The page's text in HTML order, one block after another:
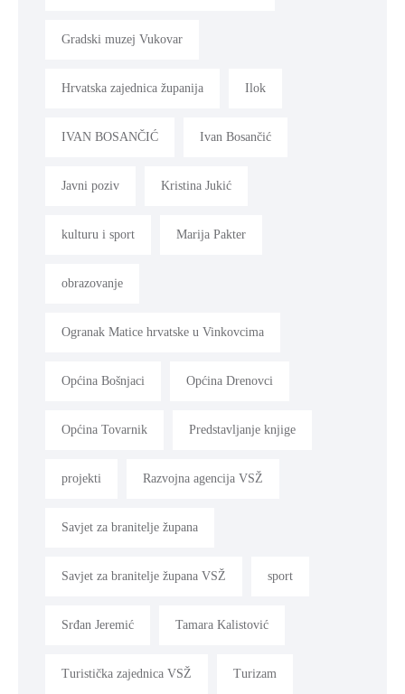
Gradski muzej Vukovar
Hrvatska zajednica županija Ilok
IVAN BOSANČIĆ Ivan Bosančić
Javni poziv Kristina Jukić
kulturu i sport Marija Pakter
obrazovanje
Ogranak Matice hrvatske u Vinkovcima
Općina Bošnjaci Općina Drenovci
Općina Tovarnik Predstavljanje knjige
projekti Razvojna agencija VSŽ
Savjet za branitelje župana
Savjet za branitelje župana VSŽ sport
Srđan Jeremić Tamara Kalistović
Turistička zajednica VSŽ Turizam